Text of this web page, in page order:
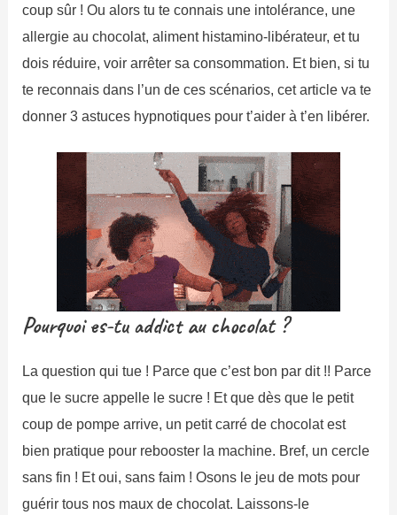
coup sûr ! Ou alors tu te connais une intolérance, une
allergie au chocolat, aliment histamino-libérateur, et tu
dois réduire, voir arrêter sa consommation. Et bien, si tu
te reconnais dans l’un de ces scénarios, cet article va te
donner 3 astuces hypnotiques pour t’aider à t’en libérer.
Pourquoi es-tu addict au chocolat ?
La question qui tue ! Parce que c’est bon par dit !! Parce
que le sucre appelle le sucre ! Et que dès que le petit
coup de pompe arrive, un petit carré de chocolat est
bien pratique pour rebooster la machine. Bref, un cercle
sans fin ! Et oui, sans faim ! Osons le jeu de mots pour
guérir tous nos maux de chocolat. Laissons-le